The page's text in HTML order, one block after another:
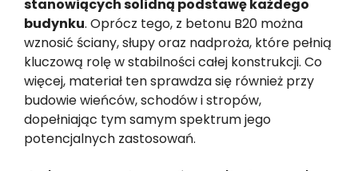
stanowiących solidną podstawę każdego
budynku. Oprócz tego, z betonu B20 można
wznosić ściany, słupy oraz nadproża, które pełnią
kluczową rolę w stabilności całej konstrukcji. Co
więcej, materiał ten sprawdza się również przy
budowie wieńców, schodów i stropów,
dopełniając tym samym spektrum jego
potencjalnych zastosowań.